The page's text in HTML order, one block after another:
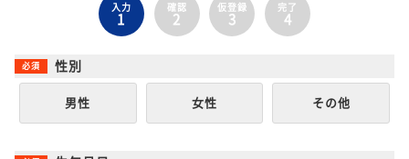
入力
1
確認
2
仮登録
3
完了
4
性別
男性 女性 その他